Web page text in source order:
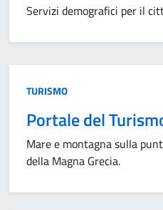
Servizi demografici per il
Categoria:
TURISMO
Portale del
Mare e montagna sulla
della Magna Grecia.